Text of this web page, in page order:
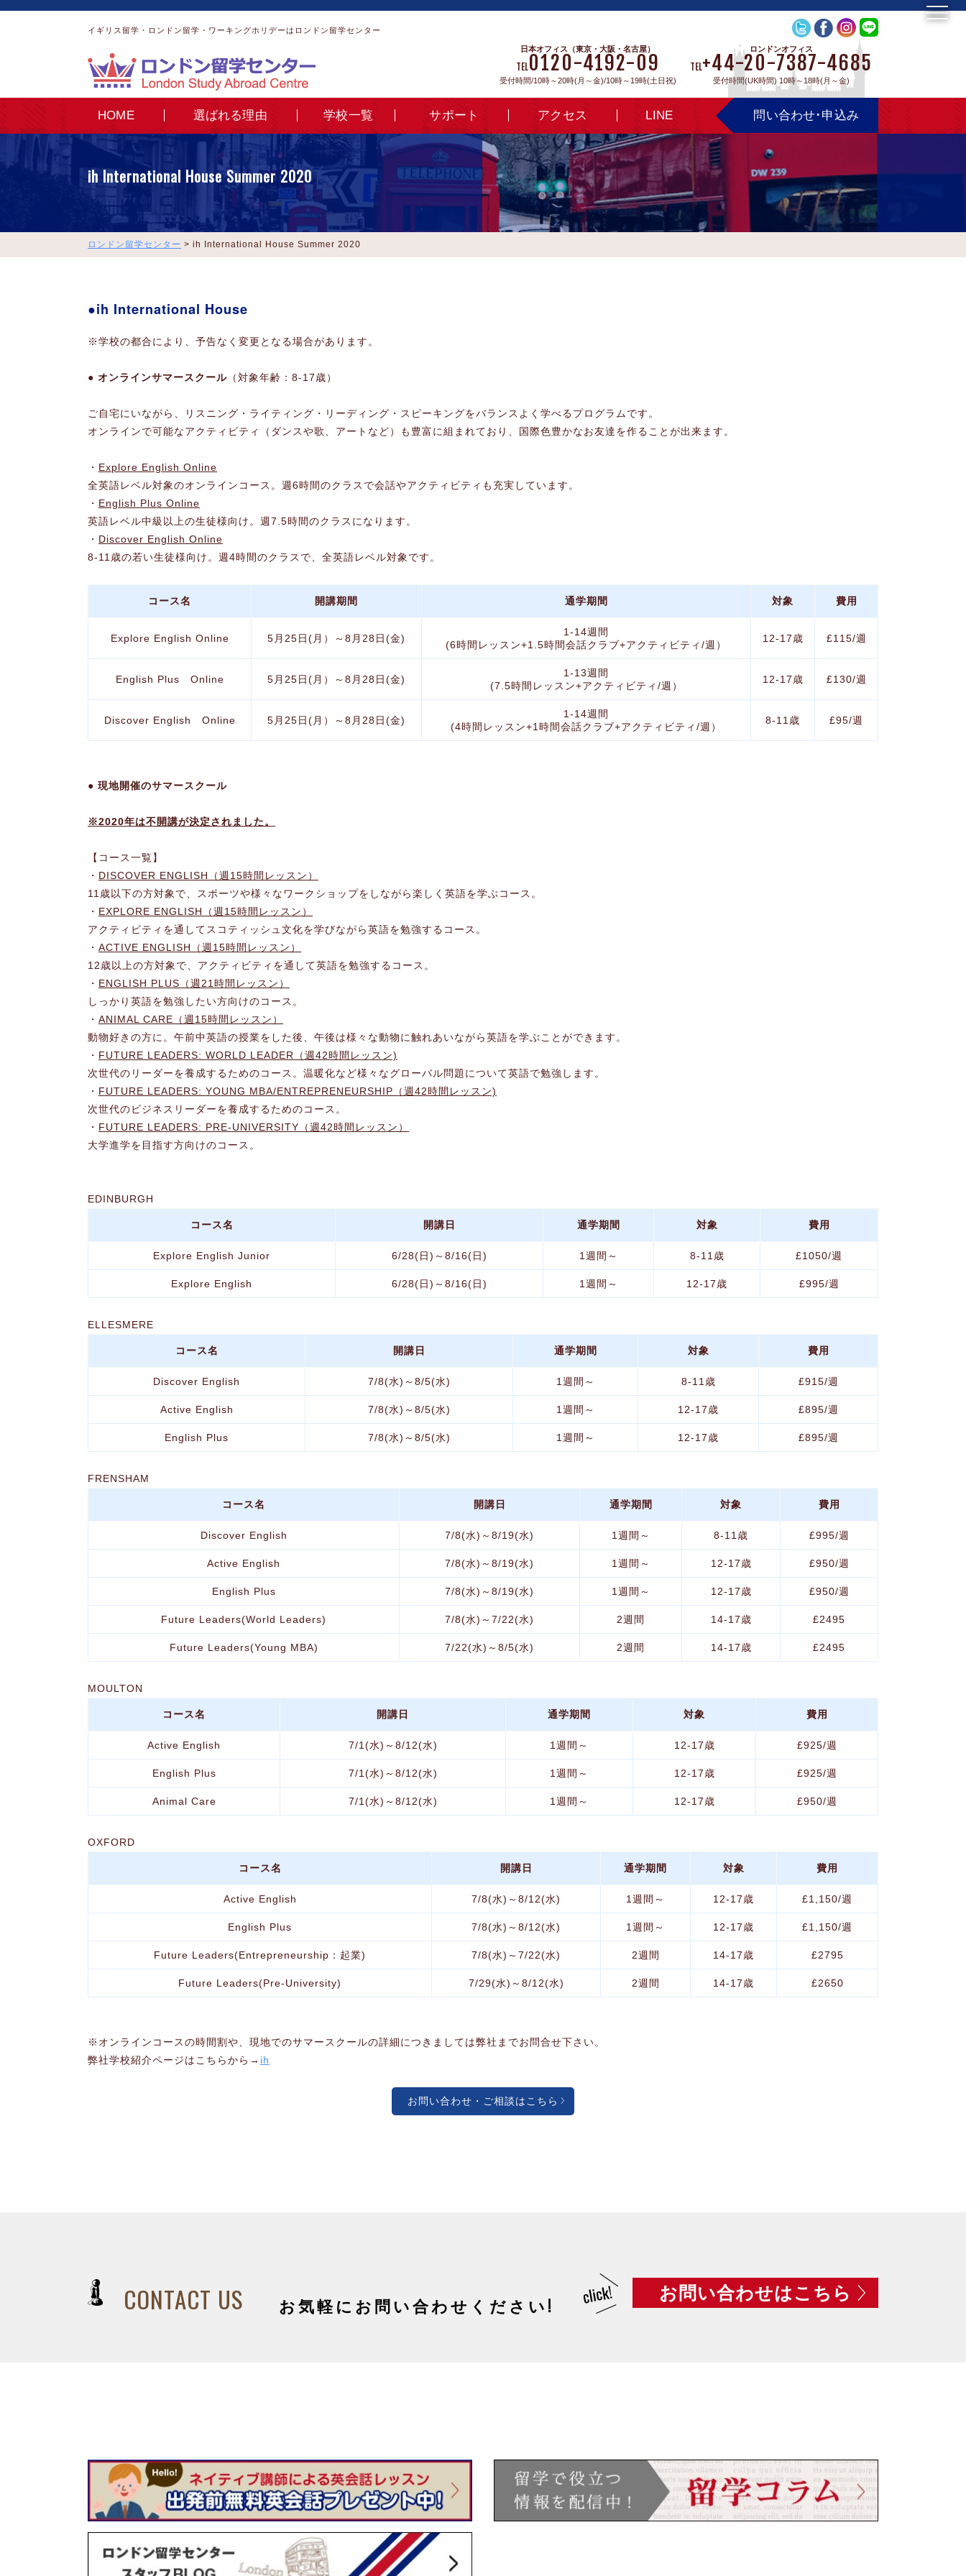
イギリス留学・ロンドン留学・ワーキングホリデーはロンドン留学センター
日本オフィス（東京・大阪・名古屋）
TEL0120-4192-09
受付時間/10時～20時(月～金)/10時～19時(土日祝)
ロンドンオフィス
TEL+44-20-7387-4685
受付時間(UK時間) 10時～18時(月～金)
HOME 選ばれる理由 学校一覧 サポート アクセス LINE 問い合わせ･申込み
ih International House Summer 2020
ロンドン留学センター > ih International House Summer 2020
ih International House
※学校の都合により、予告なく変更となる場合があります。
● オンラインサマースクール （対象年齢：8-17歳）
ご自宅にいながら、リスニング・ライティング・リーディング・スピーキングをバランスよく学べるプログラムです。
オンラインで可能なアクティビティ（ダンスや歌、アートなど）も豊富に組まれており、国際色豊かなお友達を作ることが出来ます。
・ Explore English Online
全英語レベル対象のオンラインコース。週6時間のクラスで会話やアクティビティも充実しています。
・ English Plus Online
英語レベル中級以上の生徒様向け。週7.5時間のクラスになります。
・ Discover English Online
8‐11歳の若い生徒様向け。週4時間のクラスで、全英語レベル対象です。
コース名 開講期間 通学期間 対象 費用
Explore English Online 5月25日(月）～8月28日(金)
1-14週間
(6時間レッスン+1.5時間会話クラブ+アクティビティ/週）
12‐17歳 £115/週
English Plus Online 5月25日(月）～8月28日(金)
1-13週間
(7.5時間レッスン+アクティビティ/週）
12‐17歳 £130/週
Discover English Online 5月25日(月）～8月28日(金)
1-14週間
(4時間レッスン+1時間会話クラブ+アクティビティ/週）
8‐11歳 £95/週
● 現地開催のサマースクール
※2020年は不開講が決定されました。
【コース一覧】
・ DISCOVER ENGLISH（週15時間レッスン）
11歳以下の方対象で、スポーツや様々なワークショップをしながら楽しく英語を学ぶコース。
・ EXPLORE ENGLISH（週15時間レッスン）
アクティビティを通してスコティッシュ文化を学びながら英語を勉強するコース。
・ ACTIVE ENGLISH（週15時間レッスン）
12歳以上の方対象で、アクティビティを通して英語を勉強するコース。
・ ENGLISH PLUS（週21時間レッスン）
しっかり英語を勉強したい方向けのコース。
・ ANIMAL CARE（週15時間レッスン）
動物好きの方に。午前中英語の授業をした後、午後は様々な動物に触れあいながら英語を学ぶことができます。
・ FUTURE LEADERS: WORLD LEADER（週42時間レッスン)
次世代のリーダーを養成するためのコース。温暖化など様々なグローバル問題について英語で勉強します。
・ FUTURE LEADERS: YOUNG MBA/ENTREPRENEURSHIP（週42時間レッスン)
次世代のビジネスリーダーを養成するためのコース。
・ FUTURE LEADERS: PRE-UNIVERSITY（週42時間レッスン）
大学進学を目指す方向けのコース。
EDINBURGH
コース名 開講日 通学期間 対象 費用
Explore English Junior 6/28(日)～8/16(日) 1週間～ 8-11歳 £1050/週
Explore English 6/28(日)～8/16(日) 1週間～ 12-17歳 £995/週
ELLESMERE
コース名 開講日 通学期間 対象 費用
Discover English 7/8(水)～8/5(水) 1週間～ 8-11歳 £915/週
Active English 7/8(水)～8/5(水) 1週間～ 12-17歳 £895/週
English Plus 7/8(水)～8/5(水) 1週間～ 12-17歳 £895/週
FRENSHAM
コース名 開講日 通学期間 対象 費用
Discover English 7/8(水)～8/19(水) 1週間～ 8-11歳 £995/週
Active English 7/8(水)～8/19(水) 1週間～ 12-17歳 £950/週
English Plus 7/8(水)～8/19(水) 1週間～ 12-17歳 £950/週
Future Leaders(World Leaders) 7/8(水)～7/22(水) 2週間 14-17歳 £2495
Future Leaders(Young MBA) 7/22(水)～8/5(水) 2週間 14-17歳 £2495
MOULTON
コース名 開講日 通学期間 対象 費用
Active English 7/1(水)～8/12(水) 1週間～ 12-17歳 £925/週
English Plus 7/1(水)～8/12(水) 1週間～ 12-17歳 £925/週
Animal Care 7/1(水)～8/12(水) 1週間～ 12-17歳 £950/週
OXFORD
コース名 開講日 通学期間 対象 費用
Active English 7/8(水)～8/12(水) 1週間～ 12-17歳 £1,150/週
English Plus 7/8(水)～8/12(水) 1週間～ 12-17歳 £1,150/週
Future Leaders(Entrepreneurship：起業) 7/8(水)～7/22(水) 2週間 14-17歳 £2795
Future Leaders(Pre-University) 7/29(水)～8/12(水) 2週間 14-17歳 £2650
※オンラインコースの時間割や、現地でのサマースクールの詳細につきましては弊社までお問合せ下さい。
弊社学校紹介ページはこちらから→ ih
お問い合わせ・ご相談はこちら
CONTACT US お気軽にお問い合わせください!
お問い合わせはこちら